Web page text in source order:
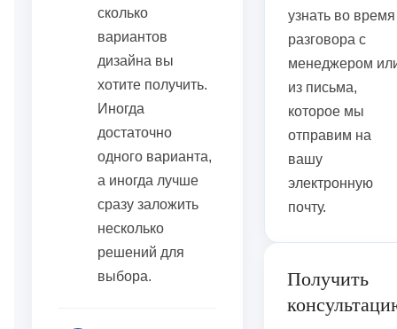
сколько
вариантов
дизайна вы
хотите получить.
Иногда
достаточно
одного варианта,
а иногда лучше
сразу заложить
несколько
решений для
выбора.
узнать во время
разговора с
менеджером
из письма,
которое мы
отправим на
вашу
электронную
почту.
Получить